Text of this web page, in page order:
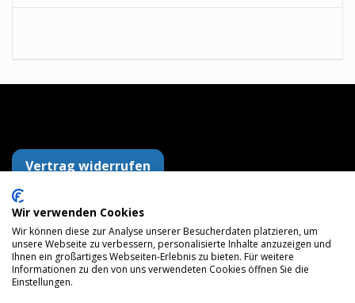
Vertrag widerrufen
AGB Datenschutzerklärung Impressum
Versandkosten Widerrufsrecht Zahlungsarten
Maps
Wir verwenden Cookies
Wir können diese zur Analyse unserer Besucherdaten platzieren, um
unsere Webseite zu verbessern, personalisierte Inhalte anzuzeigen und
Ihnen ein großartiges Webseiten-Erlebnis zu bieten. Für weitere
Informationen zu den von uns verwendeten Cookies öffnen Sie die
Einstellungen.